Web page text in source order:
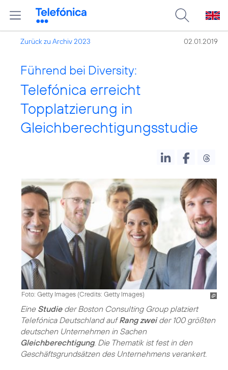
Zurück zu Archiv 2023 02.01.2019
Führend bei Diversity:
Telefónica erreicht
Topplatzierung in
Gleichberechtigungsstudie
Foto: Getty Images (Credits: Getty Images)
Eine Studieder Boston Consulting Group platziert
Telefónica Deutschland aufRang zweider 100 größten
deutschen Unternehmen in Sachen
Gleichberechtigung. Die Thematik ist fest in den
Geschäftsgrundsätzen des Unternehmens verankert.